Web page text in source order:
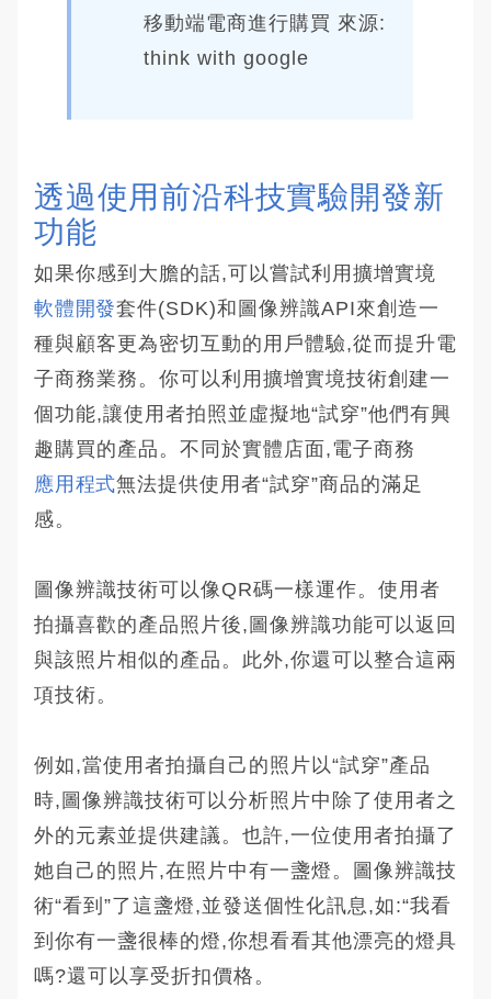
移動端電商進行購買 來源:
think with google
透過使用前沿科技實驗開發新
功能
如果你感到大膽的話,可以嘗試利用擴增實境
軟體開發套件(SDK)和圖像辨識API來創造一
種與顧客更為密切互動的用戶體驗,從而提升電
子商務業務。你可以利用擴增實境技術創建一
個功能,讓使用者拍照並虛擬地“試穿”他們有興
趣購買的產品。不同於實體店面,電子商務
應用程式無法提供使用者“試穿”商品的滿足
感。
圖像辨識技術可以像QR碼一樣運作。使用者
拍攝喜歡的產品照片後,圖像辨識功能可以返回
與該照片相似的產品。此外,你還可以整合這兩
項技術。
例如,當使用者拍攝自己的照片以“試穿”產品
時,圖像辨識技術可以分析照片中除了使用者之
外的元素並提供建議。也許,一位使用者拍攝了
她自己的照片,在照片中有一盞燈。圖像辨識技
術“看到”了這盞燈,並發送個性化訊息,如:“我看
到你有一盞很棒的燈,你想看看其他漂亮的燈具
嗎?還可以享受折扣價格。